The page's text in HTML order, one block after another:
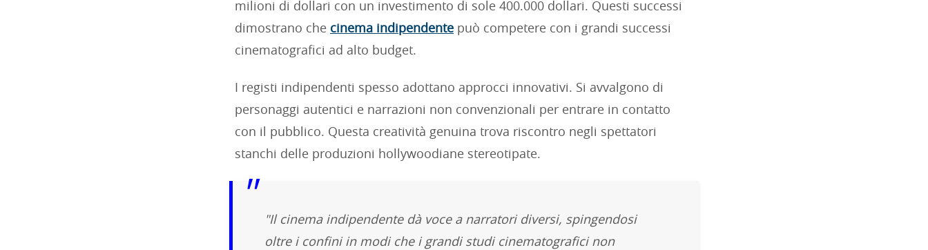
milioni di dollari con un investimento di sole 400.000 dollari. Questi successi
dimostrano che cinema indipendente può competere con i grandi successi
cinematografici ad alto budget.
I registi indipendenti spesso adottano approcci innovativi. Si avvalgono di
personaggi autentici e narrazioni non convenzionali per entrare in contatto
con il pubblico. Questa creatività genuina trova riscontro negli spettatori
stanchi delle produzioni hollywoodiane stereotipate.
"Il cinema indipendente dà voce a narratori diversi, spingendosi
oltre i confini in modi che i grandi studi cinematografici non